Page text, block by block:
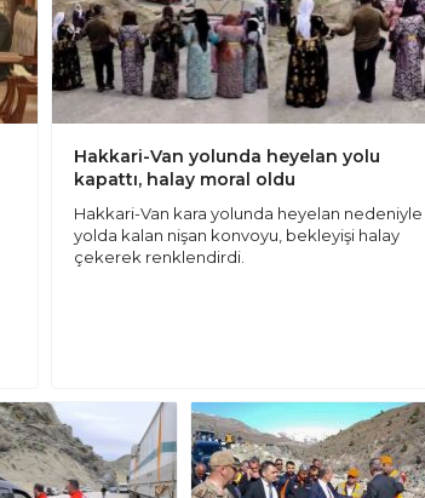
Hakkari-Van yolunda heyelan yolu
kapattı, halay moral oldu
Hakkari-Van kara yolunda heyelan nedeniyle
yolda kalan nişan konvoyu, bekleyişi halay
çekerek renklendirdi.